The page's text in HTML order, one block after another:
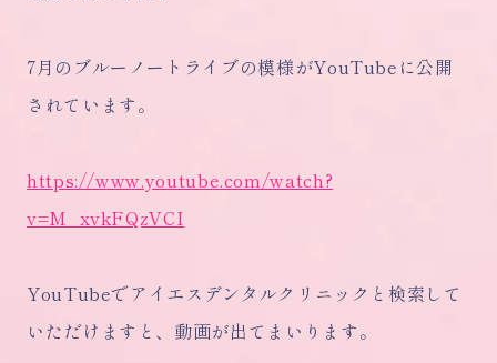
7月のブルーノートライブの模様がYouTubeに公開
されています。
https://www.youtube.com/watch?
v=M_xvkFQzVCI
YouTubeでアイエスデンタルクリニックと検索して
いただけますと、動画が出てまいります。